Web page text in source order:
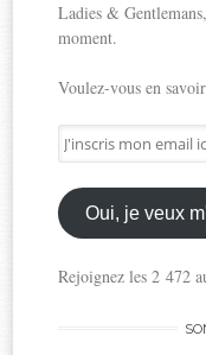
Ladies &
moment.
Voulez-vous en
J'inscris
mon
email
ici
Oui, je veux
Rejoignez les 2 472